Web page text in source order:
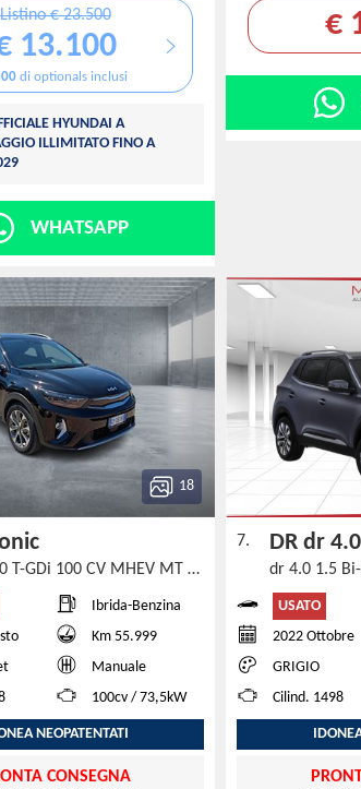
Listino € 23.500
13.100
di optionals inclusi
HYUNDAI A
ILLIMITATO FINO A
WHATSAPP
€
18
Stonic 1.0 T-GDi 100 CV MHEV MT Style
Ibrida-Benzina
Km 55.999
Manuale
100cv / 73,5kW
NEOPATENTATI
CONSEGNA
7. DR dr 4.0
dr 4.0 1.5
USATO
2022 Ottobre
GRIGIO
Cilind. 1498